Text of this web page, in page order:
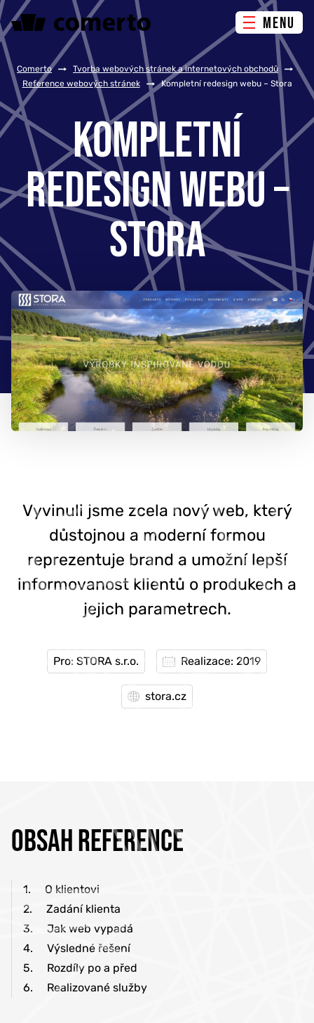
MENU
ONLINE MARKETING
TVORBA WEBU
PORADENSTVÍ & ŠKOLENÍ
REFERENCE
O NÁS
KONTAKTY
777 353 464
Comerto / Tvorba webových stránek a internetových obchodů
/
Reference webových stránek
/ Kompletní redesign webu – Stora
KOMPLETNÍ
REDESIGN WEBU –
STORA
Vyvinuli jsme zcela nový web, který
důstojnou a moderní formou
reprezentuje brand a umožní lepší
informovanost klientů o produkech a
jejich parametrech.
Pro: STORA s.r.o. Realizace: 2019
stora.cz
OBSAH REFERENCE
1.
O klientovi
2.
Zadání klienta
3.
Jak web vypadá
4.
Výsledné řešení
5.
Rozdíly po a před
6.
Realizované služby